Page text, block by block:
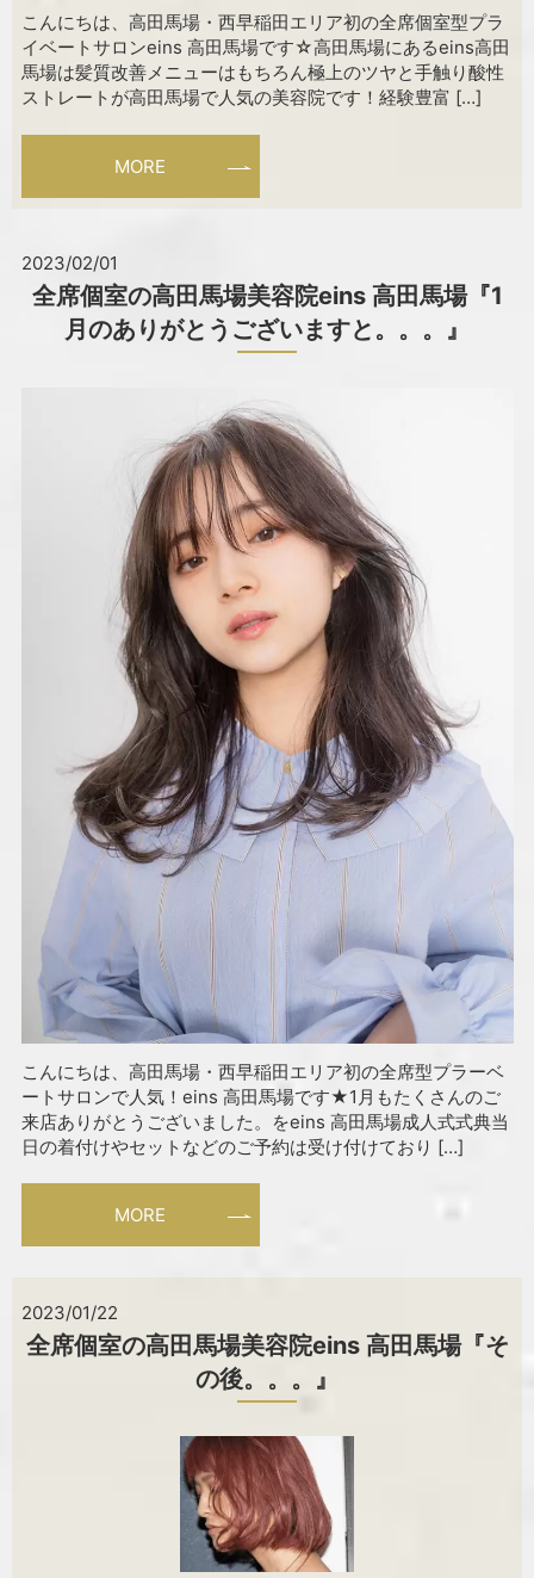
こんにちは、高田馬場・西早稲田エリア初の全席個室型プラ
イベートサロンeins 高田馬場です☆高田馬場にあるeins高田
馬場は髪質改善メニューはもちろん極上のツヤと手触り酸性
ストレートが高田馬場で人気の美容院です！経験豊富 […]
MORE
2023/02/01
全席個室の高田馬場美容院eins 高田馬場『1
月のありがとうございますと。。。』
こんにちは、高田馬場・西早稲田エリア初の全席型プラーベ
ートサロンで人気！eins 高田馬場です★1月もたくさんのご
来店ありがとうございました。をeins 高田馬場成人式式典当
日の着付けやセットなどのご予約は受け付けており […]
MORE
2023/01/22
全席個室の高田馬場美容院eins 高田馬場『そ
の後。。。』